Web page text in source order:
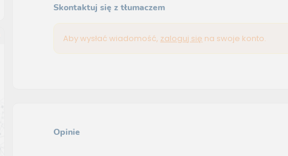
Skontaktuj się z tłumaczem
Aby wysłać wiadomość, zaloguj się na swoje konto.
Opinie